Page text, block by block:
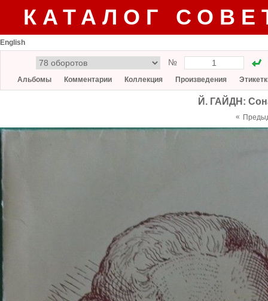
КАТАЛОГ
English
№
Альбомы Комментарии Коллекция Произведения
Й. ГАЙДН:
«